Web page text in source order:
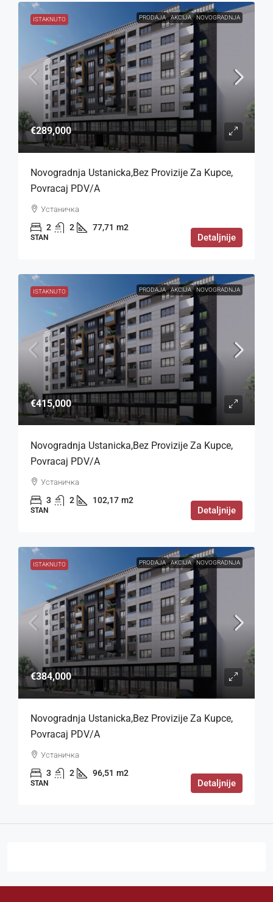
ISTAKNUTO PRODAJA AKCIJA NOVOGRADNJA
€289,000
Novogradnja Ustanicka,bez Provizije Za Kupce,
Povracaj PDV/a
Устаничка
2 2 77,71 m2
STAN Detaljnije
ISTAKNUTO PRODAJA AKCIJA NOVOGRADNJA
€415,000
Novogradnja Ustanicka,bez Provizije Za Kupce,
Povracaj PDV/a
Устаничка
3 2 102,17 m2
STAN Detaljnije
ISTAKNUTO PRODAJA AKCIJA NOVOGRADNJA
€384,000
Novogradnja Ustanicka,bez Provizije Za Kupce,
Povracaj PDV/a
Устаничка
3 2 96,51 m2
STAN Detaljnije